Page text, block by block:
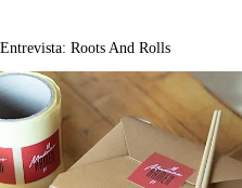
Entrevista: Roots And Rolls